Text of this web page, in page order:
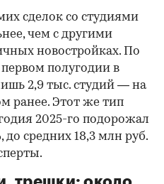
сделок со студиями
чем с другими
новостройках. По
полугодии в
2,9 тыс. студий — на
ранее. Этот же тип
2025-го подорожал
до средних 18,3 млн руб.